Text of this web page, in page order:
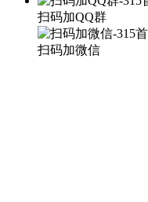
扫码加QQ群
扫码加微信